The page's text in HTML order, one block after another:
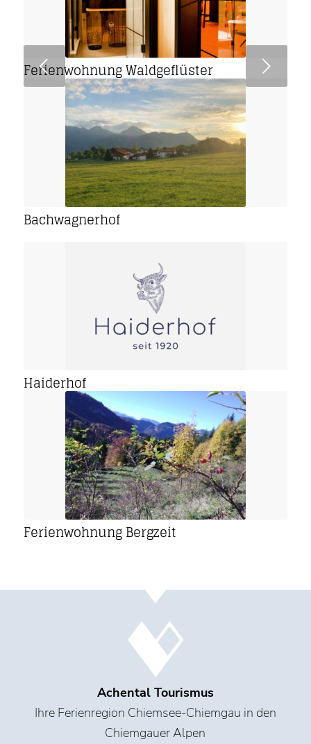
Ferienwohnung Waldgeflüster
Bachwagnerhof
Haiderhof
Ferienwohnung Bergzeit
Weiter
Achental Tourismus
Ihre Ferienregion Chiemsee-Chiemgau in den
Chiemgauer Alpen